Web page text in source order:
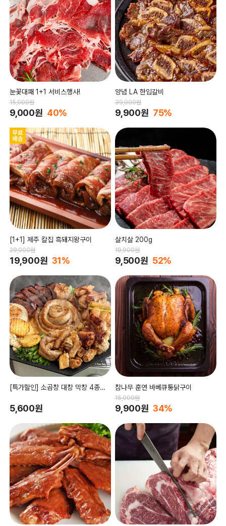
눈꽃대패 1+1 서비스행사!
15,000원
9,000원 40%
양념 LA 한입갈비
39,000원
9,900원 75%
[1+1] 제주 칼집 흑돼지왕구이
29,000원
19,900원 31%
살치살 200g
19,900원
9,500원 52%
[특가할인] 소곱창 대창 막창 4종세
5,600원
참나무 훈연 바베큐통닭구이
15,000원
9,900원 34%